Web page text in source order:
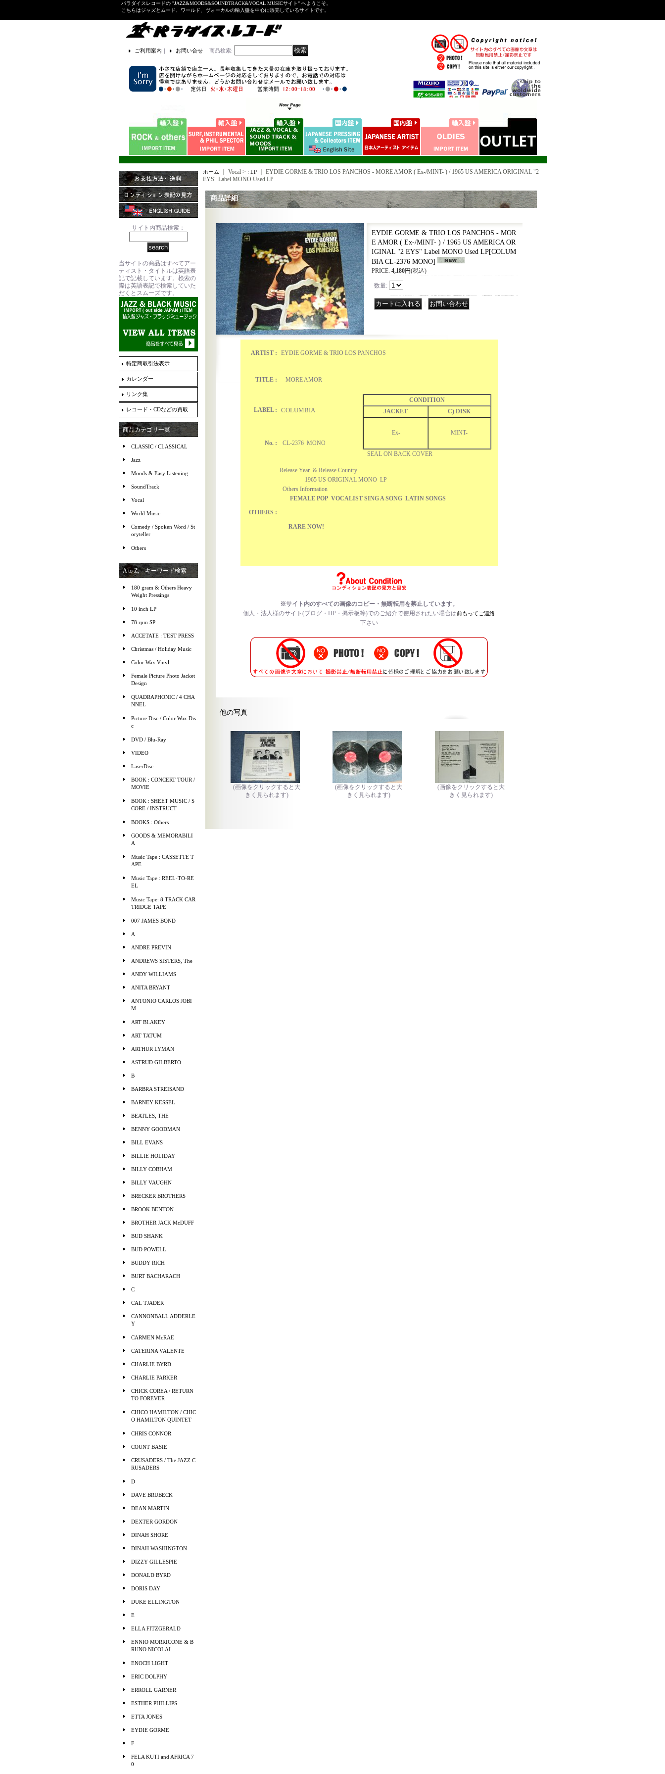
パラダイスレコードの "JAZZ&MOODS&SOUNDTRACK&VOCAL MUSICサイト" へようこそ。
こちらはジャズとムード、ワールド、ヴォーカルの輸入盤を中心に販売しているサイトです。
ご利用案内 ｜ お問い合せ 商品検索:
サイト内商品検索：
当サイトの商品はすべてアー
ティスト・タイトルは英語表
記で記載しています。検索の
際は英語表記で検索していた
だくとスムーズです。
特定商取引法表示
カレンダー
リンク集
レコード・CDなどの買取
商品カテゴリ一覧
CLASSIC / CLASSICAL
Jazz
Moods & Easy Listening
SoundTrack
Vocal
World Music
Comedy / Spoken Word / St
oryteller
Others
A to Z, キーワード検索
180 gram & Others Heavy
Weight Pressings
10 inch LP
78 rpm SP
ACCETATE : TEST PRESS
Christmas / Holiday Music
Color Wax Vinyl
Female Picture Photo Jacket
Design
QUADRAPHONIC / 4 CHA
NNEL
Picture Disc / Color Wax Dis
c
DVD / Blu-Ray
VIDEO
LaserDisc
BOOK : CONCERT TOUR /
MOVIE
BOOK : SHEET MUSIC / S
CORE / INSTRUCT
BOOKS : Others
GOODS & MEMORABILI
A
Music Tape : CASSETTE T
APE
Music Tape : REEL-TO-RE
EL
Music Tape: 8 TRACK CAR
TRIDGE TAPE
007 JAMES BOND
A
ANDRE PREVIN
ANDREWS SISTERS, The
ANDY WILLIAMS
ANITA BRYANT
ANTONIO CARLOS JOBI
M
ART BLAKEY
ART TATUM
ARTHUR LYMAN
ASTRUD GILBERTO
B
BARBRA STREISAND
BARNEY KESSEL
BEATLES, THE
BENNY GOODMAN
BILL EVANS
BILLIE HOLIDAY
BILLY COBHAM
BILLY VAUGHN
BRECKER BROTHERS
BROOK BENTON
BROTHER JACK McDUFF
BUD SHANK
BUD POWELL
BUDDY RICH
BURT BACHARACH
C
CAL TJADER
CANNONBALL ADDERLE
Y
CARMEN McRAE
CATERINA VALENTE
CHARLIE BYRD
CHARLIE PARKER
CHICK COREA / RETURN
TO FOREVER
CHICO HAMILTON / CHIC
O HAMILTON QUINTET
CHRIS CONNOR
COUNT BASIE
CRUSADERS / The JAZZ C
RUSADERS
D
DAVE BRUBECK
DEAN MARTIN
DEXTER GORDON
DINAH SHORE
DINAH WASHINGTON
DIZZY GILLESPIE
DONALD BYRD
DORIS DAY
DUKE ELLINGTON
E
ELLA FITZGERALD
ENNIO MORRICONE & B
RUNO NICOLAI
ENOCH LIGHT
ERIC DOLPHY
ERROLL GARNER
ESTHER PHILLIPS
ETTA JONES
EYDIE GORME
F
FELA KUTI and AFRICA 7
0
ホーム ｜ Vocal > : LP｜ EYDIE GORME & TRIO LOS PANCHOS - MORE AMOR ( Ex-/MINT- ) / 1965 US AMERICA ORIGINAL "2
EYS" Label MONO Used LP
商品詳細
EYDIE GORME & TRIO LOS PANCHOS - MOR
E AMOR ( Ex-/MINT- ) / 1965 US AMERICA OR
IGINAL "2 EYS" Label MONO Used LP[COLUM
BIA CL-2376 MONO]
PRICE: 4,180円(税込)
数量:
ARTIST : EYDIE GORME & TRIO LOS PANCHOS
TITLE : MORE AMOR
LABEL : COLUMBIA
CONDITION
JACKET
C) DISK
Ex- MINT-
SEAL ON BACK COVER
No. : CL-2376 MONO
OTHERS :
Release Year & Release Country
1965 US ORIGINAL MONO LP
Others Information
FEMALE POP VOCALIST SING A SONG LATIN SONGS
RARE NOW!
※サイト内のすべての画像のコピー・無断転用を禁止しています。
個人・法人様のサイト(ブログ・HP・掲示板等)でのご紹介で使用されたい場合は前もってご連絡
下さい
他の写真
(画像をクリックすると大
きく見られます)
(画像をクリックすると大
きく見られます)
(画像をクリックすると大
きく見られます)